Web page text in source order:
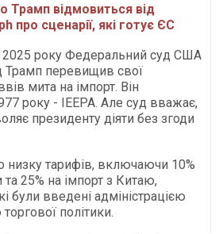
Трамп відмовиться від
про сценарії, які готує ЄС
2025 року Федеральний суд США
перевищив свої
мита на імпорт. Він
року - IEEPA. Але суд вважає,
президенту діяти без згоди
низку тарифів, включаючи 10%
та 25% на імпорт з Китаю,
були введені адміністрацією
політики.